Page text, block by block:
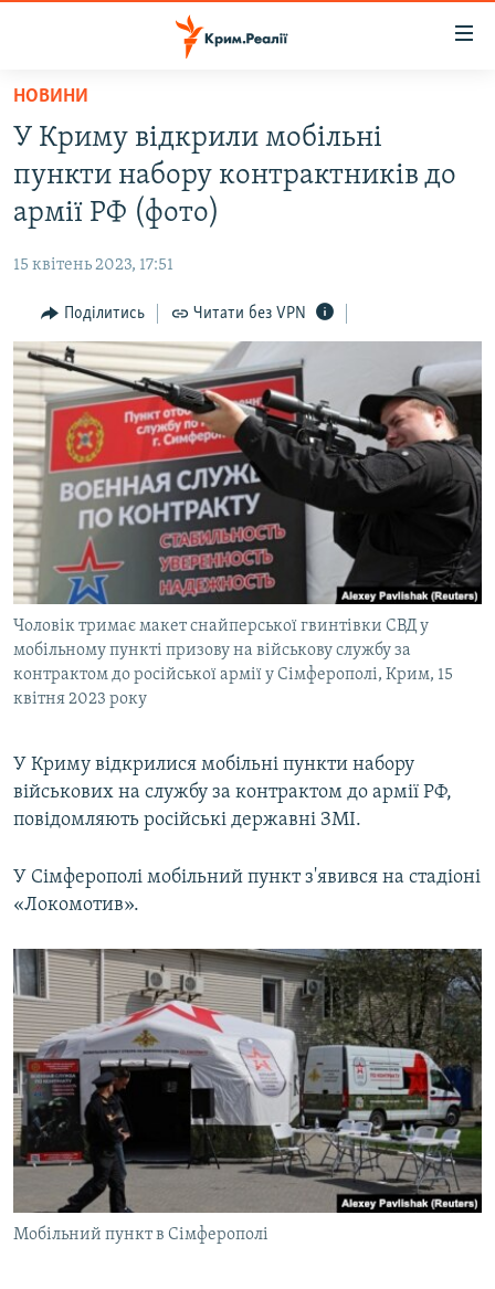
Перейти
основного
матеріалу
Перейти
до
основної
Перейти
до
пошуку
ВОДА.КРИМ
ВІДЕО ТА ФОТО
БЛОГИ
ПОГЛЯД
ІНТЕРВ'Ю
ВСЕ ЗА ДЕНЬ
СПЕЦПРОЕКТИ
ДЕПОРТАЦІЯ
ВІДЕОУРОКИ «ELIFBE»
СВІДЧЕННЯ ОКУПАЦІЇ
УКРАЇНСЬКА ПРОБЛЕМА КРИМУ
ІНФОГРАФІКА
ЯК ОБІЙТИ БЛОКУВАННЯ
Русский
Qırımtatar
ДОЛУЧАЙСЯ!
НОВИНИ
У Криму відкрили мобільні
пункти набору контрактників до
армії РФ (фото)
15 квітень 2023, 17:51
Поділитись Читати без VPN
Чоловік тримає макет снайперської гвинтівки СВД у
мобільному пункті призову на військову службу за
контрактом до російської армії у Сімферополі, Крим, 15
квітня 2023 року
У Криму відкрилися мобільні пункти набору
військових на службу за контрактом до армії РФ,
повідомляють російські державні ЗМІ.
У Сімферополі мобільний пункт з'явився на стадіоні
«Локомотив».
Мобільний пункт в Сімферополі